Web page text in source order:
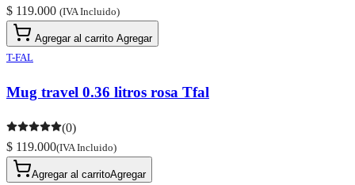
$ 119.000 (IVA Incluido)
Agregar al carrito Agregar
T-FAL
Mug travel 0.36 litros rosa Tfal
(0)
$ 119.000(IVA Incluido)
Agregar al carritoAgregar